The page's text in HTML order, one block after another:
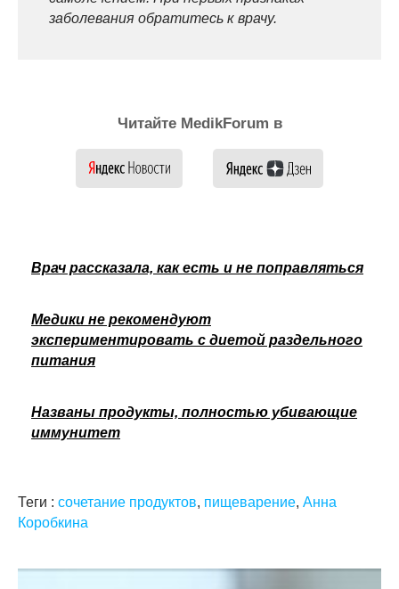
заболевания обратитесь к врачу.
Читайте MedikForum в
Врач рассказала, как есть и не поправляться
Медики не рекомендуют
экспериментировать с диетой раздельного
питания
Названы продукты, полностью убивающие
иммунитет
Теги : сочетание продуктов, пищеварение, Анна
Коробкина